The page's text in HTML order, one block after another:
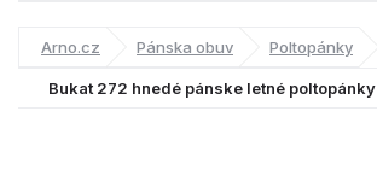
Arno.cz Pánska obuv Poltopánky
Bukat 272 hnedé pánske letné poltopánky